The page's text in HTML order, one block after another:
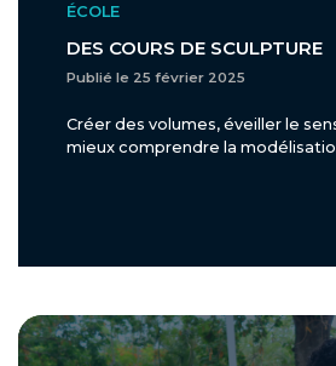
ÉCOLE
DES COURS DE SCULPTURE
Publié le 25 février 2025
Créer des volumes, éveiller le
mieux comprendre la